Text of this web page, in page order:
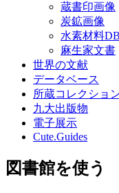
蔵書印画像
炭鉱画像
水素材料DB
麻生家文書
世界の文献
データベース
所蔵コレクショ
九大出版物
電子展示
Cute.Guides
図書館を使う